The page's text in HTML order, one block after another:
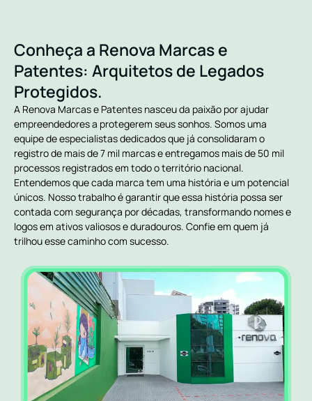
Conheça a Renova Marcas e
Patentes: Arquitetos de Legados
Protegidos.
A Renova Marcas e Patentes nasceu da paixão por ajudar
empreendedores a protegerem seus sonhos. Somos uma
equipe de especialistas dedicados que já consolidaram o
registro de mais de 7 mil marcas e entregamos mais de 50 mil
processos registrados em todo o território nacional.
Entendemos que cada marca tem uma história e um potencial
únicos. Nosso trabalho é garantir que essa história possa ser
contada com segurança por décadas, transformando nomes e
logos em ativos valiosos e duradouros. Confie em quem já
trilhou esse caminho com sucesso.